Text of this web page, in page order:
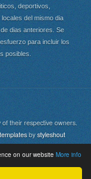
on our website More info
deportivos,
del mismo dia
dias anteriores. Se
para incluir los
posibles.
their respective owners.
by styleshout